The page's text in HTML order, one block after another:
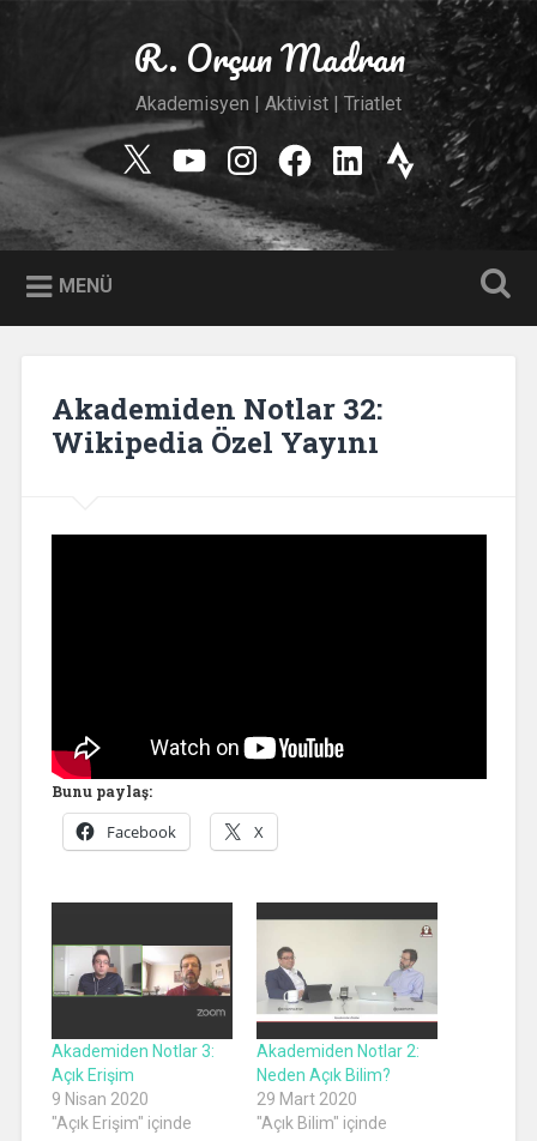
R. Orçun Madran
Akademisyen | Aktivist | Triatlet
TwitterYouTube
Instagram
Facebook
Linkedin
Strava
MENÜ
Akademiden Notlar 32:
Wikipedia Özel Yayını
Bunu paylaş:
Facebook X
Akademiden Notlar 3:
Açık Erişim
9 Nisan 2020
"Açık Erişim" içinde
Akademiden Notlar 2:
Neden Açık Bilim?
29 Mart 2020
"Açık Bilim" içinde